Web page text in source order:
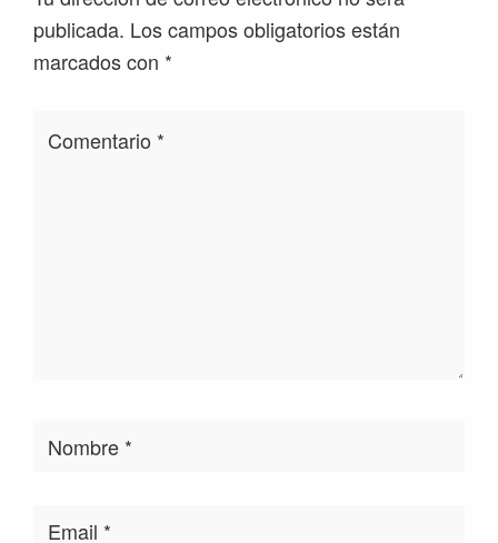
los
lectores
publicada. Los campos obligatorios están
marcados con *